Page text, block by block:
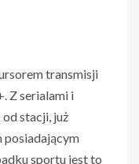
transmisji
Z serialami i
stacji, już
posiadającym
sportu jest to